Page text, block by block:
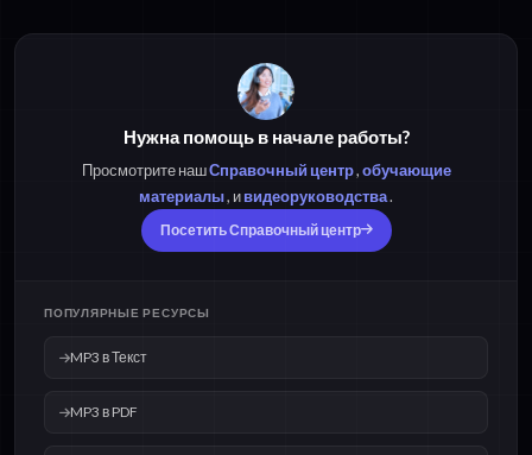
Нужна помощь в начале работы?
Просмотрите нашСправочный центр,обучающие
материалы, ивидеоруководства.
Посетить Справочный центр
ПОПУЛЯРНЫЕ РЕСУРСЫ
MP3 в Текст
MP3 в PDF